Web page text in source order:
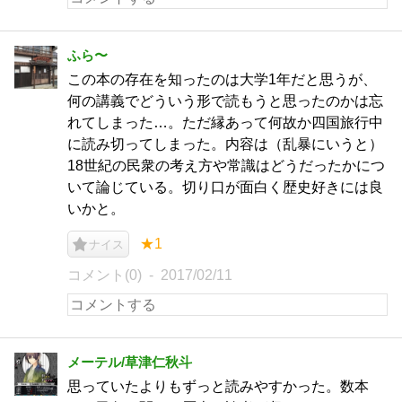
ふら〜
この本の存在を知ったのは大学1年だと思うが、
何の講義でどういう形で読もうと思ったのかは忘
れてしまった…。ただ縁あって何故か四国旅行中
に読み切ってしまった。内容は（乱暴にいうと）
18世紀の民衆の考え方や常識はどうだったかにつ
いて論じている。切り口が面白く歴史好きには良
いかと。
ナイス ★1
コメント(0) 2017/02/11
メーテル/草津仁秋斗
思っていたよりもずっと読みやすかった。数本